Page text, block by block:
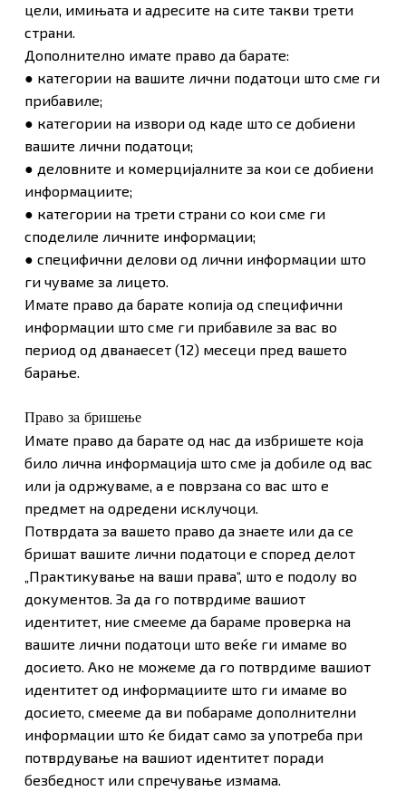
цели, имињата и адресите на сите такви трети
страни.
Дополнително имате право да барате:
● категории на вашите лични податоци што сме ги
прибавиле;
● категории на извори од каде што се добиени
вашите лични податоци;
● деловните и комерцијалните за кои се добиени
информациите;
● категории на трети страни со кои сме ги
споделиле личните информации;
● специфични делови од лични информации што
ги чуваме за лицето.
Имате право да барате копија од специфични
информации што сме ги прибавиле за вас во
период од дванаесет (12) месеци пред вашето
барање.
Право за бришење
Имате право да барате од нас да избришете која
било лична информација што сме ја добиле од вас
или ја одржуваме, а е поврзана со вас што е
предмет на одредени исклучоци.
Потврдата за вашето право да знаете или да се
бришат вашите лични податоци е според делот
„Практикување на ваши права“, што е подолу во
документов. За да го потврдиме вашиот
идентитет, ние смееме да бараме проверка на
вашите лични податоци што веќе ги имаме во
досието. Ако не можеме да го потврдиме вашиот
идентитет од информациите што ги имаме во
досието, смееме да ви побараме дополнителни
информации што ќе бидат само за употреба при
потврдување на вашиот идентитет поради
безбедност или спречување измама.